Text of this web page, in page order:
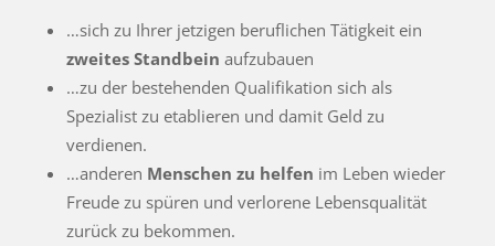
…sich zu Ihrer jetzigen beruflichen Tätigkeit ein
zweites Standbein aufzubauen
…zu der bestehenden Qualifikation sich als
Spezialist zu etablieren und damit Geld zu
verdienen.
…anderen Menschen zu helfen im Leben wieder
Freude zu spüren und verlorene Lebensqualität
zurück zu bekommen.